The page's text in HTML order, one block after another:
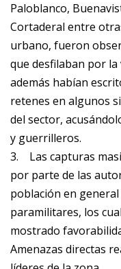
Paloblanco,
Cortaderal entre
urbano, fueron
que desfilaban por la
además habían
retenes en algunos
del sector,
y guerrilleros.
3. Las capturas
por parte de las
población en
paramilitares, los
mostrado
Amenazas directas